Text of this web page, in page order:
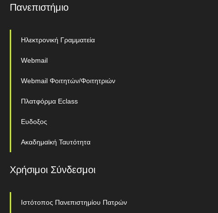
Πανεπιστήμιο
Ηλεκτρονική Γραμματεία
Webmail
Webmail Φοιτητών/Φοιτητριών
Πλατφόρμα Eclass
Ευδοξος
Ακαδημαϊκή Ταυτότητα
Χρήσιμοι Σύνδεσμοι
Ιστότοπος Πανεπιστημίου Πατρών